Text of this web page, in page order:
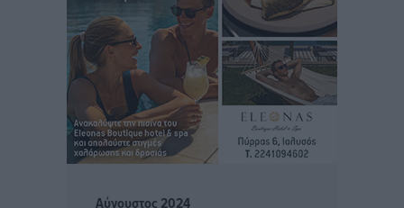
ανακύκλωσης και ΧΥΤΑ και την επικίνδυνη έκθεση
σε καρκινογόνες τοξικές ουσίες
πριν 12 ώρες
Συλλυπητήριο μήνυμα του Δημάρχου Ρόδου
Αλέξανδρου Κολιάδη για την απώλεια του Θοδωρή
Παπαθεοδώρου
Τοπικές Ειδήσεις• πριν 12 ώρες
Αύγουστος 2024